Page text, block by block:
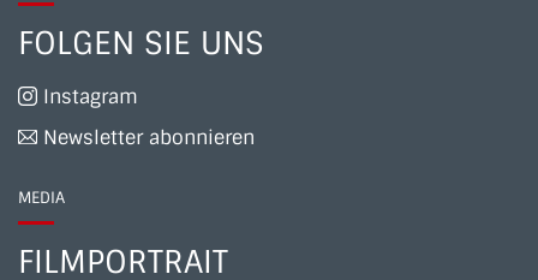
FOLGEN SIE UNS
Instagram
Newsletter abonnieren
MEDIA
FILMPORTRAIT